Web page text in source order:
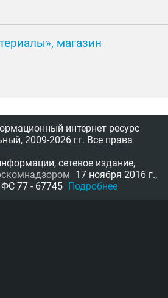
магазин
интернет ресурс
2009-2026 гг. Все права
сетевое издание,
17 ноября 2016 г.,
77 - 67745 Подробнее